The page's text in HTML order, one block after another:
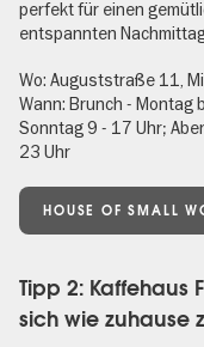
perfekt für einen
entspannten
Wo: Auguststraße 11,
Wann: Brunch - Montag
Sonntag 9 - 17 Uhr;
23 Uhr
HOUSE OF SMALL
Tipp 2: Kaffehaus
sich wie zuhause